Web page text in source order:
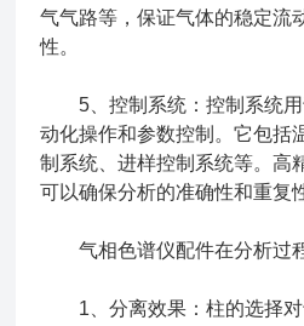
气气路等，保证气体的稳定流
性。
5、控制系统：控制系统用
动化操作和参数控制。它包括
制系统、进样控制系统等。高
可以确保分析的准确性和重复
气相色谱仪配件在分析过程
1、分离效果：柱的选择对